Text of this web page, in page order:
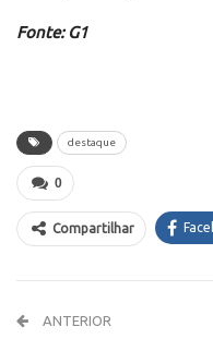
Fonte: G1
destaque
0
Compartilhar
ANTERIOR